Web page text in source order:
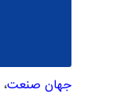
جهان صنعت،